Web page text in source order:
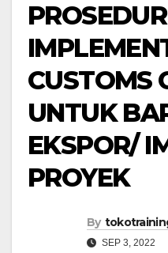
CUSTOMS
UNTUK
EKSPOR/
PROYEK
By
SEP 3, 2022